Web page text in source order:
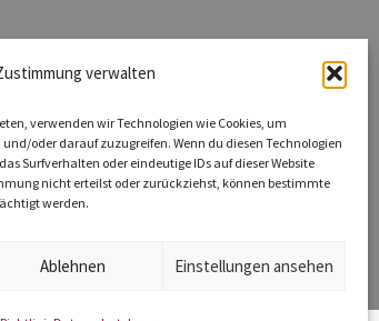
verwalten
verwenden wir Technologien wie Cookies, um
oder darauf zuzugreifen. Wenn du diesen Technologien
Surfverhalten oder eindeutige IDs auf dieser Website
nicht erteilst oder zurückziehst, können bestimmte
werden.
Ablehnen Einstellungen ansehen